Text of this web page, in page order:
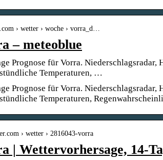
› wetter › woche › vorra_d…
– meteoblue
Prognose für Vorra.
Temperaturen, …
Prognose für Vorra.
Temperaturen,
› wetter › 2816043-vorra
| Wettervorhersage, 14-